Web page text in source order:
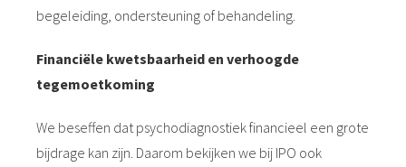
begeleiding, ondersteuning of behandeling.
Financiële kwetsbaarheid en verhoogde
tegemoetkoming
We beseffen dat psychodiagnostiek financieel een grote
bijdrage kan zijn. Daarom bekijken we bij IPO ook